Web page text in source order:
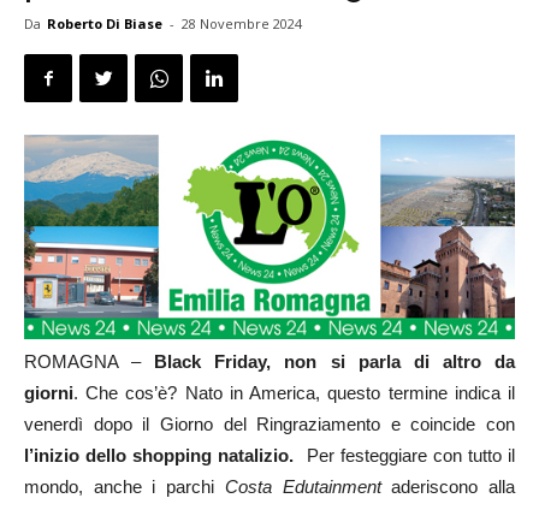
Da Roberto Di Biase - 28 Novembre 2024
ROMAGNA –Black Friday, non si parla di altro da
giorni. Che cos’è? Nato in America, questo termine indica il
venerdì dopo il Giorno del Ringraziamento e coincide con
l’inizio dello shopping natalizio. Per festeggiare con tutto il
mondo, anche i parchi Costa Edutainmentaderiscono alla